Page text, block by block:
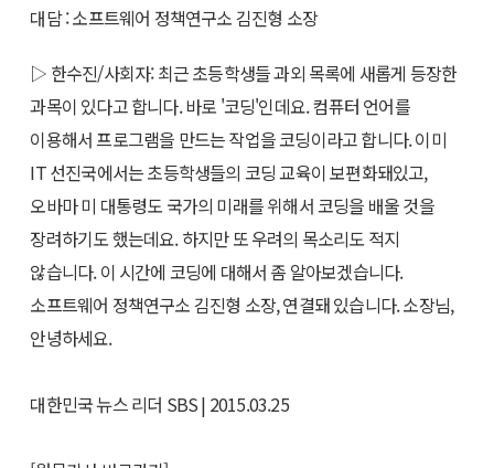
대담 : 소프트웨어 정책연구소 김진형 소장
▷ 한수진/사회자: 최근 초등학생들 과외 목록에 새롭게 등장한
과목이 있다고 합니다. 바로 '코딩'인데요. 컴퓨터 언어를
이용해서 프로그램을 만드는 작업을 코딩이라고 합니다. 이미
IT 선진국에서는 초등학생들의 코딩 교육이 보편화돼있고,
오바마 미 대통령도 국가의 미래를 위해서 코딩을 배울 것을
장려하기도 했는데요. 하지만 또 우려의 목소리도 적지
않습니다. 이 시간에 코딩에 대해서 좀 알아보겠습니다.
소프트웨어 정책연구소 김진형 소장, 연결돼 있습니다. 소장님,
안녕하세요.
대한민국 뉴스 리더 SBS | 2015.03.25